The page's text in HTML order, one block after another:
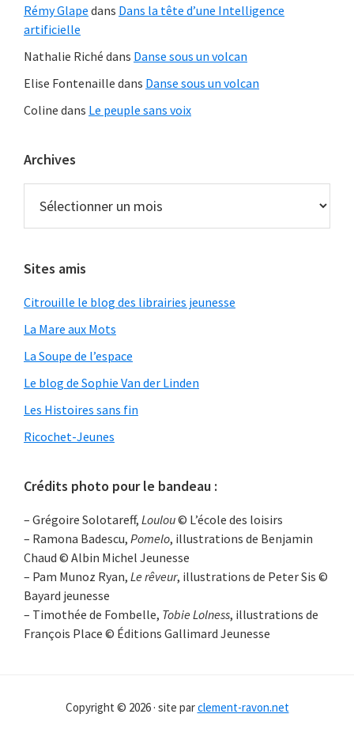
Rémy Glape dans Dans la tête d’une Intelligence
artificielle
Nathalie Riché dans Danse sous un volcan
Elise Fontenaille dans Danse sous un volcan
Coline dans Le peuple sans voix
Archives
Sites amis
Citrouille le blog des librairies jeunesse
La Mare aux Mots
La Soupe de l’espace
Le blog de Sophie Van der Linden
Les Histoires sans fin
Ricochet-Jeunes
Crédits photo pour le bandeau :
– Grégoire Solotareff, Loulou© L’école des loisirs
– Ramona Badescu, Pomelo, illustrations de Benjamin
Chaud © Albin Michel Jeunesse
– Pam Munoz Ryan, Le rêveur, illustrations de Peter Sis ©
Bayard jeunesse
– Timothée de Fombelle, Tobie Lolness, illustrations de
François Place © Éditions Gallimard Jeunesse
Copyright © 2026 · site parclement-ravon.net